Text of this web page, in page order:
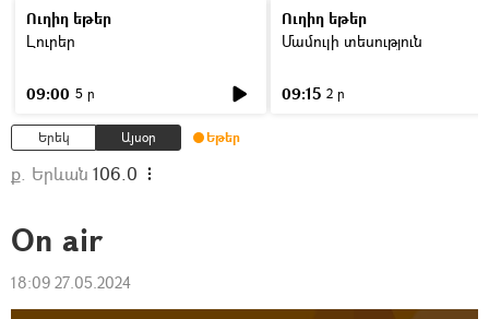
Ուղիղ եթեր
Լուրեր
09:00 5 ր
Ուղիղ եթեր
Մամուլի տեսություն
09:15 2 ր
Երեկ Այսօր Եթեր
ք. Երևան 106.0
On air
18:09 27.05.2024